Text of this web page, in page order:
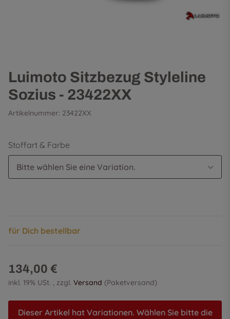
Luimoto Sitzbezug Styleline
Sozius - 23422XX
Artikelnummer: 23422XX
Stoffart & Farbe
Bitte wählen Sie eine Variation.
für Dich bestellbar
134,00 €
inkl. 19% USt. , zzgl. Versand (Paketversand)
Dieser Artikel hat Variationen. Wählen Sie bitte die